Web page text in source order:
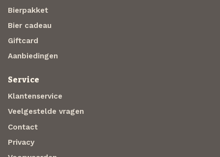
Bierpakket
Bier cadeau
Giftcard
Aanbiedingen
Service
Klantenservice
Veelgestelde vragen
Contact
Privacy